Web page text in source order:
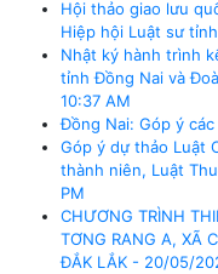
Hội thảo giao lưu
Hiệp hội Luật sư
Nhật ký hành trình
tỉnh Đồng Nai và
10:37 AM
Đồng Nai: Góp ý
Góp ý dự thảo Luật
thành niên, Luật
PM
CHƯƠNG TRÌNH
TƠNG RANG A, XÃ
ĐẮK LẮK - 20/05/